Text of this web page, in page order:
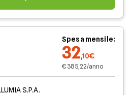
Spesa mensile:
32,10€
€ 385,22/anno
S.P.A.